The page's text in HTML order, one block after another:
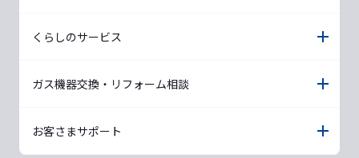
くらしのサービス
ガス機器交換・リフォーム相談
お客さまサポート